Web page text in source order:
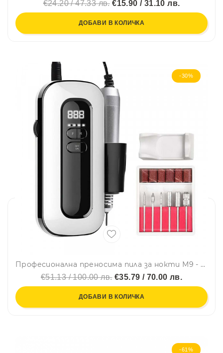
€24.20 / 47.33 лв.€15.90 / 31.10 лв.
ДОБАВИ В КОЛИЧКА
-30%
Професионална преносима пила за нокти М9 - Маникюр, Педикюр, 35000 оборота в минута
€51.13 / 100.00 лв.€35.79 / 70.00 лв.
ДОБАВИ В КОЛИЧКА
-61%